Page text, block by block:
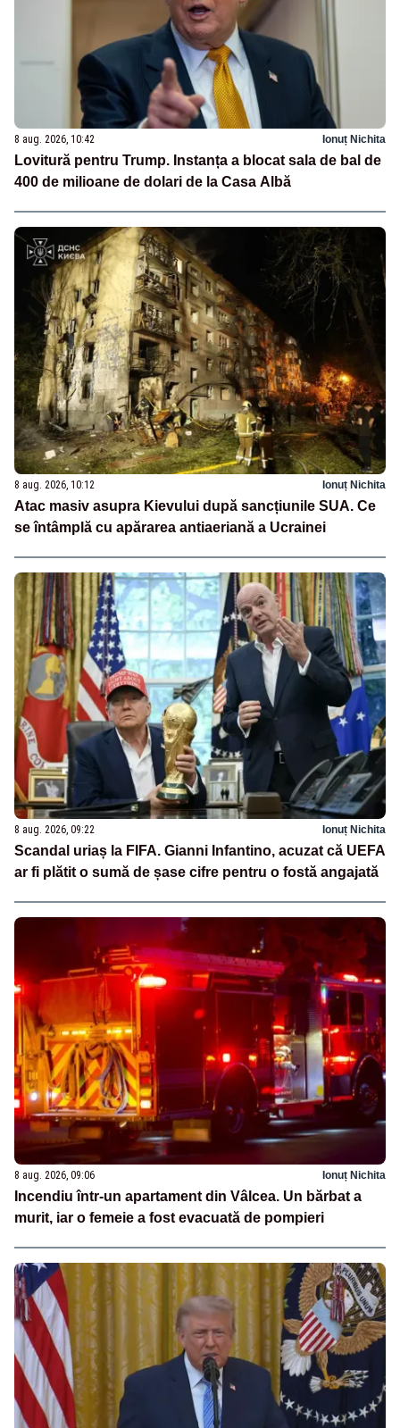
8 aug. 2026, 10:42 Ionuț Nichita
Lovitură pentru Trump. Instanța a blocat sala de bal de
400 de milioane de dolari de la Casa Albă
8 aug. 2026, 10:12 Ionuț Nichita
Atac masiv asupra Kievului după sancțiunile SUA. Ce
se întâmplă cu apărarea antiaeriană a Ucrainei
8 aug. 2026, 09:22 Ionuț Nichita
Scandal uriaș la FIFA. Gianni Infantino, acuzat că UEFA
ar fi plătit o sumă de șase cifre pentru o fostă angajată
8 aug. 2026, 09:06 Ionuț Nichita
Incendiu într-un apartament din Vâlcea. Un bărbat a
murit, iar o femeie a fost evacuată de pompieri